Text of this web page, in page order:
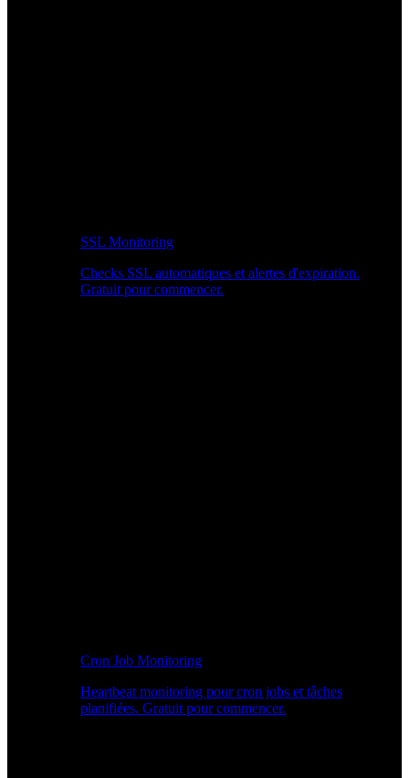
SSL Monitoring
Checks SSL automatiques et alertes d'expiration.
Gratuit pour commencer.
Cron Job Monitoring
Heartbeat monitoring pour cron jobs et tâches
planifiées. Gratuit pour commencer.